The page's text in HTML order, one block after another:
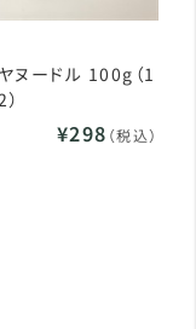
ヌードル 100g（1
¥298 （税込）